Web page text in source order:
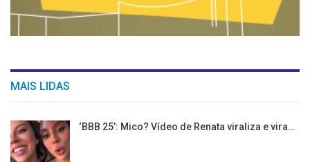
MAIS LIDAS
‘BBB 25’: Mico? Vídeo de Renata viraliza e vira…